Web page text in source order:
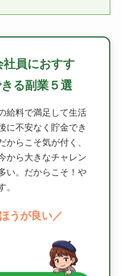
員におすす
る副業５選
給料で満足して生活
に不安なく貯金でき
らこそ気が付く、
から大きなチャレン
い。だからこそ！や
うが良い／